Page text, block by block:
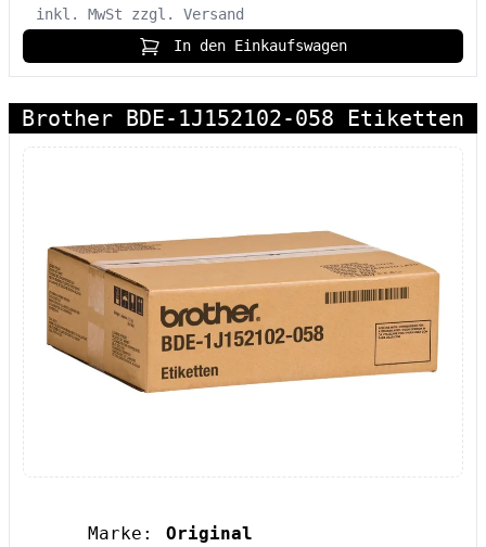
inkl. MwSt
zzgl. Versand
In den Einkaufswagen
Brother BDE-1J152102-058 Etiketten
Marke: Original